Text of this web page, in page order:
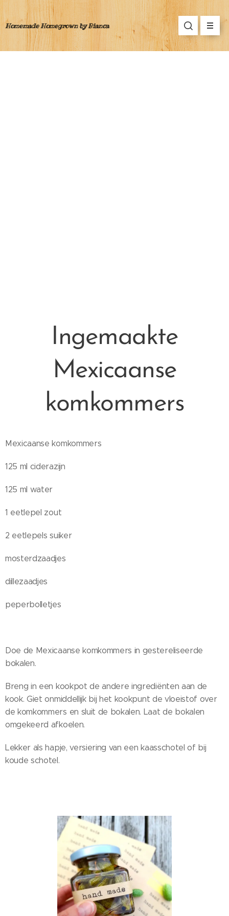
Homemade Homegrown by Bianca
Ingemaakte
Mexicaanse
komkommers
Mexicaanse komkommers
125 ml ciderazijn
125 ml water
1 eetlepel zout
2 eetlepels suiker
mosterdzaadjes
dillezaadjes
peperbolletjes
Doe de Mexicaanse komkommers in gestereliseerde
bokalen.
Breng in een kookpot de andere ingrediënten aan de
kook. Giet onmiddellijk bij het kookpunt de vloeistof over
de komkommers en sluit de bokalen. Laat de bokalen
omgekeerd afkoelen.
Lekker als hapje, versiering van een kaasschotel of bij
koude schotel.